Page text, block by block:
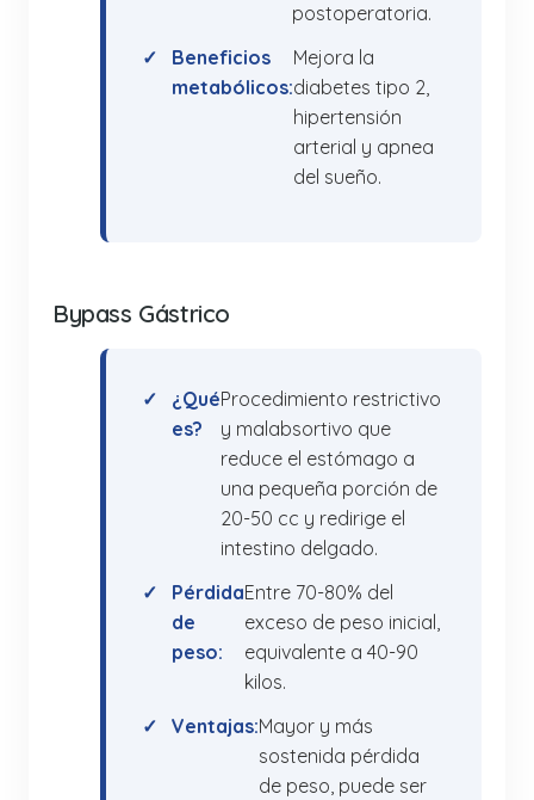
postoperatoria.
Beneficios
metabólicos:
Mejora la
diabetes tipo 2,
hipertensión
arterial y apnea
del sueño.
Bypass Gástrico
¿Qué
es?
Procedimiento restrictivo
y malabsortivo que
reduce el estómago a
una pequeña porción de
20-50 cc y redirige el
intestino delgado.
Pérdida
de
peso:
Entre 70-80% del
exceso de peso inicial,
equivalente a 40-90
kilos.
Ventajas:Mayor y más
sostenida pérdida
de peso, puede ser